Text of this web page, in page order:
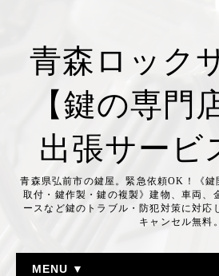
青森ロック
【鍵の専門
出張サービ
青森県弘前市の鍵屋。緊急依頼OK！《鍵
取付・鍵作製・鍵の複製》建物、車両、
ースなど鍵のトラブル・防犯対策に対応
キャンセル無料。
MENU ▼